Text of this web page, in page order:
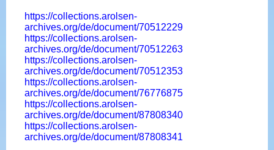
https://collections.arolsen-
archives.org/de/document/70512229
https://collections.arolsen-
archives.org/de/document/70512263
https://collections.arolsen-
archives.org/de/document/70512353
https://collections.arolsen-
archives.org/de/document/76776875
https://collections.arolsen-
archives.org/de/document/87808340
https://collections.arolsen-
archives.org/de/document/87808341